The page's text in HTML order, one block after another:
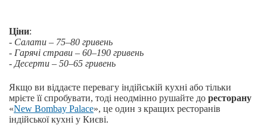
Ціни:
- Салати – 75–80 гривень
- Гарячі страви – 60–190 гривень
- Десерти – 50–65 гривень
Якщо ви віддаєте перевагу індійській кухні або тільки
мрієте її спробувати, тоді неодмінно рушайте до ресторану
«New Bombay Palace», це один з кращих ресторанів
індійської кухні у Києві.